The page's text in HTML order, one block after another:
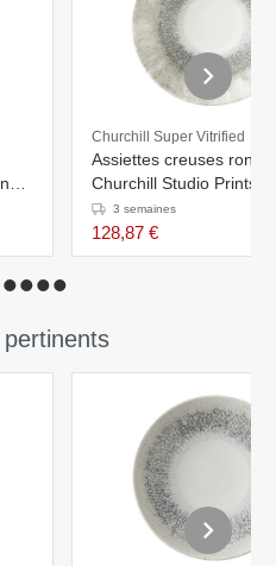
Churchill Super Vitrified
Assiettes creuses
Churchill Studio Prints
Grey 203mm (Lot de 6)
3 semaines
128,87 €